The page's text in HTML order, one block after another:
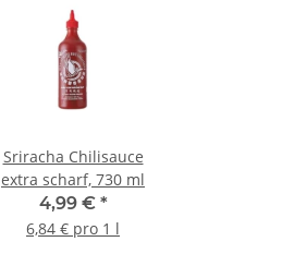
Sriracha Chilisauce
extra scharf, 730 ml
4,99 € *
6,84 € pro 1 l